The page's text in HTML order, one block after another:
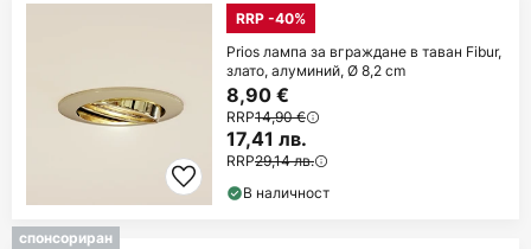
RRP -40%
Prios лампа за вграждане в таван Fibur,
злато, алуминий, Ø 8,2 cm
8,90 €
RRP14,90 €
17,41 лв.
RRP29,14 лв.
В наличност
спонсориран